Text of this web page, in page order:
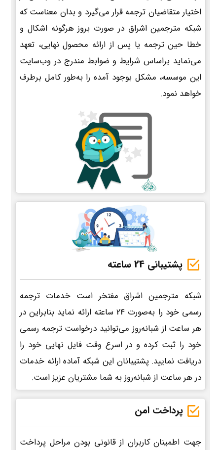
اختیار متقاضیان ترجمه قرار می‌گیرد و بدان معناست که
شبکه مترجمین اشراق در صورت بروز هرگونه اشکال و
خطا حین ترجمه یا پس از ارائه محصول نهایی، تعهد
می‌نماید براساس شرایط و ضوابط مندرج در وب‌سایت
این موسسه، مشکل بوجود آمده را به‌طور کامل برطرف
خواهد نمود.
پشتیبانی 24 ساعته
شبکه مترجمین اشراق مفتخر است خدمات ترجمه
رسمی خود را به‌صورت 24 ساعته ارائه نماید بنابراین در
هر ساعت از شبانه‌روز می‌توانید درخواست ترجمه رسمی
خود را ثبت کرده و در اسرع وقت فایل نهایی خود را
دریافت نمایید. پشتیبانان این شبکه آماده ارائه خدمات
در هر ساعت از شبانه‌روز به شما مشتریان عزیز است.
پرداخت امن
جهت اطمینان کاربران از قانونی بودن مراحل پرداخت